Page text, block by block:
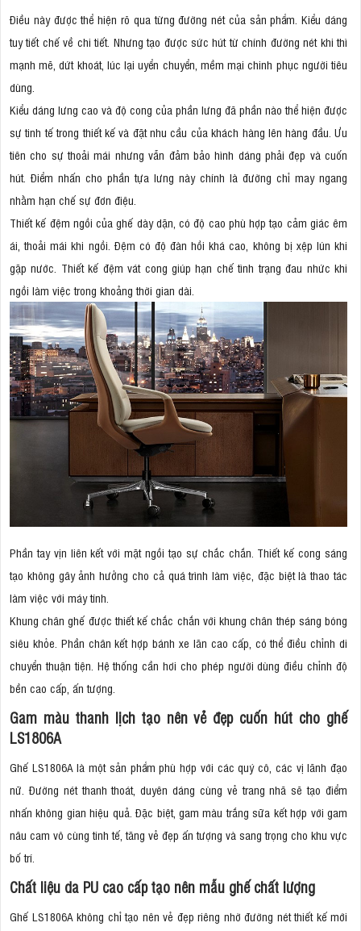
Điều này được thể hiện rõ qua từng đường nét của sản phẩm. Kiểu dáng
tuy tiết chế về chi tiết. Nhưng tạo được sức hút từ chính đường nét khi thì
mạnh mẽ, dứt khoát, lúc lại uyển chuyển, mềm mại chinh phục người tiêu
dùng.
Kiểu dáng lưng cao và độ cong của phần lưng đã phần nào thể hiện được
sự tinh tế trong thiết kế và đặt nhu cầu của khách hàng lên hàng đầu. Ưu
tiên cho sự thoải mái nhưng vẫn đảm bảo hình dáng phải đẹp và cuốn
hút. Điểm nhấn cho phần tựa lưng này chính là đường chỉ may ngang
nhằm hạn chế sự đơn điệu.
Thiết kế đệm ngồi của ghế dày dặn, có độ cao phù hợp tạo cảm giác êm
ái, thoải mái khi ngồi. Đệm có độ đàn hồi khá cao, không bị xệp lún khi
gặp nước. Thiết kế đệm vát cong giúp hạn chế tình trạng đau nhức khi
ngồi làm việc trong khoảng thời gian dài.
Phần tay vịn liên kết với mặt ngồi tạo sự chắc chắn. Thiết kế cong sáng
tạo không gây ảnh hưởng cho cả quá trình làm việc, đặc biệt là thao tác
làm việc với máy tính.
Khung chân ghế được thiết kế chắc chắn với khung chân thép sáng bóng
siêu khỏe. Phần chân kết hợp bánh xe lăn cao cấp, có thể điều chỉnh di
chuyển thuận tiện. Hệ thống cần hơi cho phép người dùng điều chỉnh độ
bền cao cấp, ấn tượng.
Gam màu thanh lịch tạo nên vẻ đẹp cuốn hút cho ghế
LS1806A
Ghế LS1806A là một sản phẩm phù hợp với các quý cô, các vị lãnh đạo
nữ. Đường nét thanh thoát, duyên dáng cùng vẻ trang nhã sẽ tạo điểm
nhấn không gian hiệu quả. Đặc biệt, gam màu trắng sữa kết hợp với gam
nâu cam vô cùng tinh tế, tăng vẻ đẹp ấn tượng và sang trọng cho khu vực
bố trí.
Chất liệu da PU cao cấp tạo nên mẫu ghế chất lượng
Ghế LS1806A không chỉ tạo nên vẻ đẹp riêng nhờ đường nét thiết kế mới